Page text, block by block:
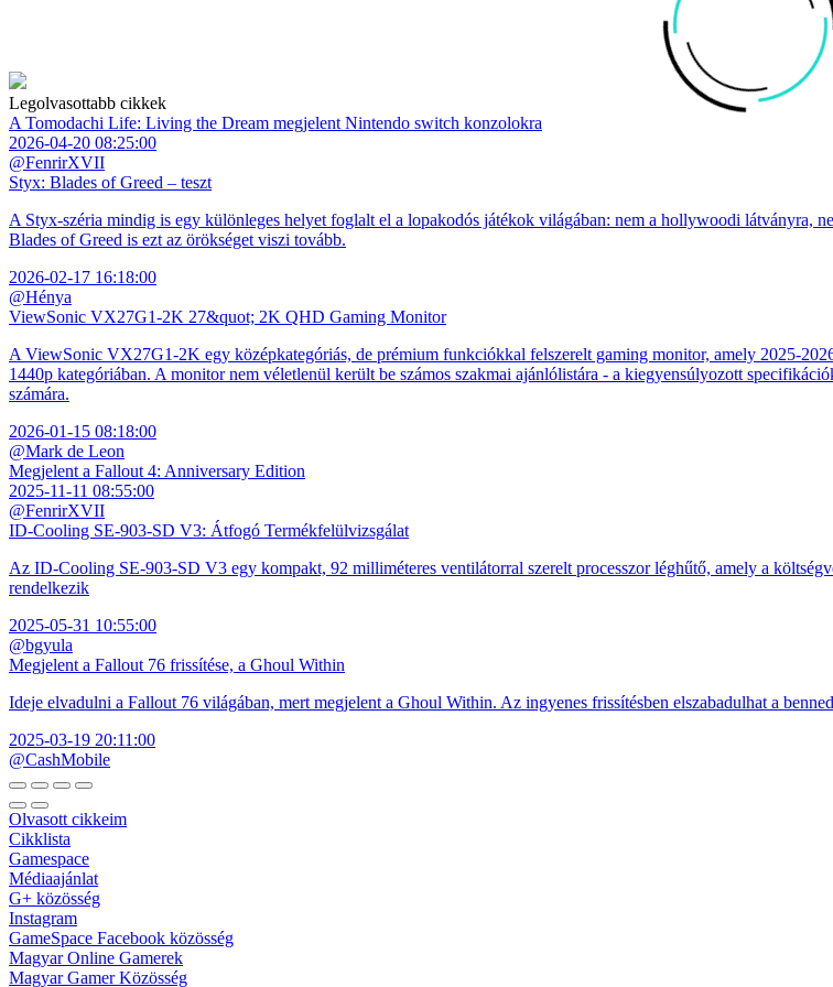
Legolvasottabb cikkek
A Tomodachi Life: Living the Dream megjelent Nintendo switch konzolokra
2026-04-20 08:25:00
@FenrirXVII
Styx: Blades of Greed – teszt
A Styx-széria mindig is egy különleges helyet foglalt el a lopakodós játékok világában: nem a hollywoodi látványra,
Blades of Greed is ezt az örökséget viszi tovább.
2026-02-17 16:18:00
@Hénya
ViewSonic VX27G1-2K 27&quot; 2K QHD Gaming Monitor
A ViewSonic VX27G1-2K egy középkategóriás, de prémium funkciókkal felszerelt gaming monitor, amely 2025-
1440p kategóriában. A monitor nem véletlenül került be számos szakmai ajánlólistára - a kiegyensúlyozott
számára.
2026-01-15 08:18:00
@Mark de Leon
Megjelent a Fallout 4: Anniversary Edition
2025-11-11 08:55:00
@FenrirXVII
ID-Cooling SE-903-SD V3: Átfogó Termékfelülvizsgálat
Az ID-Cooling SE-903-SD V3 egy kompakt, 92 milliméteres ventilátorral szerelt processzor léghűtő, amely a
rendelkezik
2025-05-31 10:55:00
@bgyula
Megjelent a Fallout 76 frissítése, a Ghoul Within
Ideje elvadulni a Fallout 76 világában, mert megjelent a Ghoul Within. Az ingyenes frissítésben elszabadulhat a
2025-03-19 20:11:00
@CashMobile
Olvasott cikkeim
Cikklista
Gamespace
Médiaajánlat
G+ közösség
Instagram
GameSpace Facebook közösség
Magyar Online Gamerek
Magyar Gamer Közösség